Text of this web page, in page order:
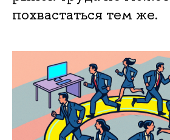
похвастаться тем же.